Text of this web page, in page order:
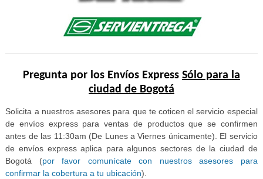
Pregunta por los Envíos Express Sólo para la
ciudad de Bogotá
Solicita a nuestros asesores para que te coticen el servicio especial
de envíos express para ventas de productos que se confirmen
antes de las 11:30am (De Lunes a Viernes únicamente). El servicio
de envíos express aplica para algunos sectores de la ciudad de
Bogotá (por favor comunícate con nuestros asesores para
confirmar la cobertura a tu ubicación).